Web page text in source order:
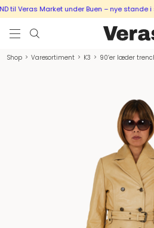
til Veras Market under Buen – nye stande
Shop > Varesortiment > K3 > 90’er læder